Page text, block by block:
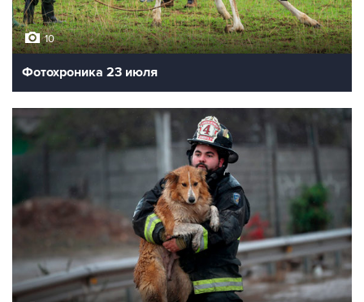
10
Фотохроника 23 июля